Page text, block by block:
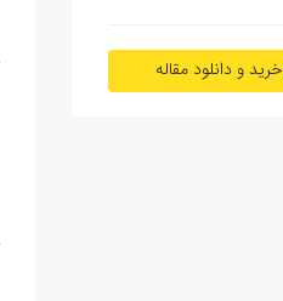
خرید و دانلود مقاله